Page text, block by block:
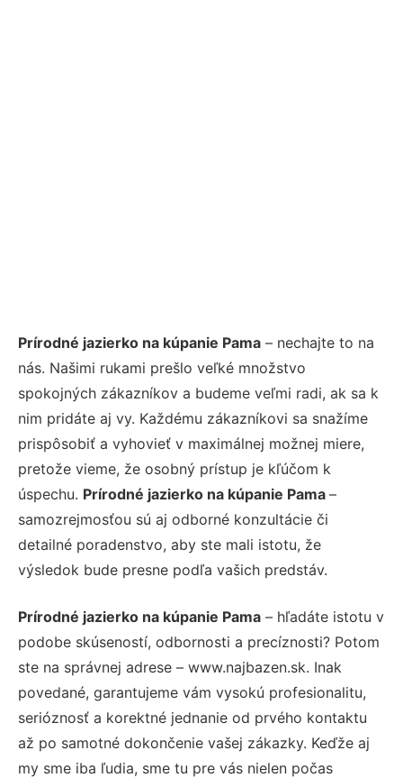
Prírodné jazierko na kúpanie Pama – nechajte to na
nás. Našimi rukami prešlo veľké množstvo
spokojných zákazníkov a budeme veľmi radi, ak sa k
nim pridáte aj vy. Každému zákazníkovi sa snažíme
prispôsobiť a vyhovieť v maximálnej možnej miere,
pretože vieme, že osobný prístup je kľúčom k
úspechu. Prírodné jazierko na kúpanie Pama –
samozrejmosťou sú aj odborné konzultácie či
detailné poradenstvo, aby ste mali istotu, že
výsledok bude presne podľa vašich predstáv.
Prírodné jazierko na kúpanie Pama – hľadáte istotu v
podobe skúseností, odbornosti a precíznosti? Potom
ste na správnej adrese – www.najbazen.sk. Inak
povedané, garantujeme vám vysokú profesionalitu,
serióznosť a korektné jednanie od prvého kontaktu
až po samotné dokončenie vašej zákazky. Keďže aj
my sme iba ľudia, sme tu pre vás nielen počas